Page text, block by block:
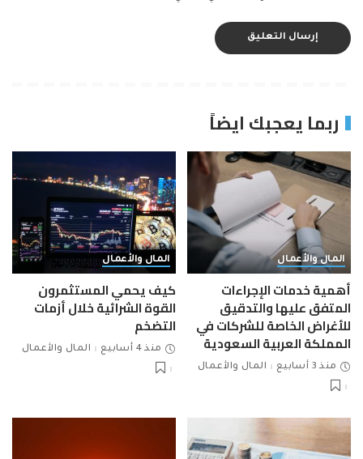
ربما يعجبك ايضاً
المال والأعمال
أهمية خدمات الإجراءات
المتفق عليها والتدقيق
للأغراض الخاصة للشركات في
المملكة العربية السعودية
منذ 3 أسابيع المال والأعمال
المال والأعمال
كيف يحمي المستثمرون
القوة الشرائية خلال أزمات
التضخم
منذ 4 أسابيع المال والأعمال